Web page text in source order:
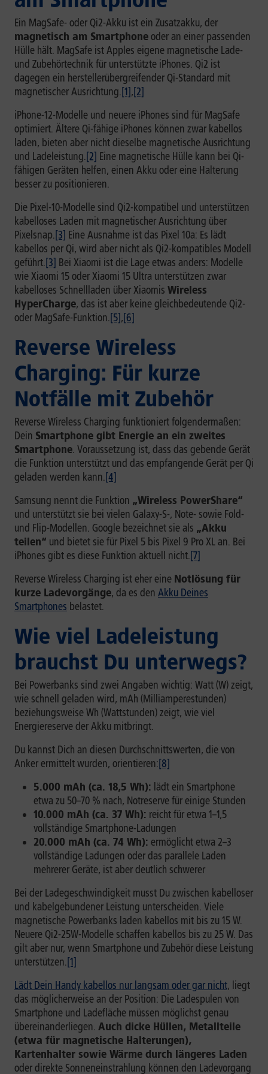
Ein MagSafe- oder Qi2-Akku ist ein Zusatzakku, der
magnetisch am Smartphoneoder an einer passenden
Hülle hält. MagSafe ist Apples eigene magnetische Lade-
und Zubehörtechnik für unterstützte iPhones. Qi2 ist
dagegen ein herstellerübergreifender Qi-Standard mit
magnetischer Ausrichtung.[1],[2]
iPhone-12-Modelle und neuere iPhones sind für MagSafe
optimiert. Ältere Qi-fähige iPhones können zwar kabellos
laden, bieten aber nicht dieselbe magnetische Ausrichtung
und Ladeleistung.[2] Eine magnetische Hülle kann bei Qi-
fähigen Geräten helfen, einen Akku oder eine Halterung
besser zu positionieren.
Die Pixel-10-Modelle sind Qi2-kompatibel und unterstützen
kabelloses Laden mit magnetischer Ausrichtung über
Pixelsnap.[3] Eine Ausnahme ist das Pixel 10a: Es lädt
kabellos per Qi, wird aber nicht als Qi2-kompatibles Modell
geführt.[3] Bei Xiaomi ist die Lage etwas anders: Modelle
wie Xiaomi 15 oder Xiaomi 15 Ultra unterstützen zwar
kabelloses Schnellladen über Xiaomis Wireless
HyperCharge, das ist aber keine gleichbedeutende Qi2-
oder MagSafe-Funktion.[5],[6]
Reverse Wireless
Charging: Für kurze
Notfälle mit Zubehör
Reverse Wireless Charging funktioniert folgendermaßen:
Dein Smartphone gibt Energie an ein zweites
Smartphone. Voraussetzung ist, dass das gebende Gerät
die Funktion unterstützt und das empfangende Gerät per Qi
geladen werden kann.[4]
Samsung nennt die Funktion „Wireless PowerShare“
und unterstützt sie bei vielen Galaxy-S-, Note- sowie Fold-
und Flip-Modellen. Google bezeichnet sie als „Akku
teilen“ und bietet sie für Pixel 5 bis Pixel 9 Pro XL an. Bei
iPhones gibt es diese Funktion aktuell nicht.[7]
Reverse Wireless Charging ist eher eine Notlösung für
kurze Ladevorgänge, da es den Akku Deines
Smartphones belastet.
Wie viel Ladeleistung
brauchst Du unterwegs?
Bei Powerbanks sind zwei Angaben wichtig: Watt (W) zeigt,
wie schnell geladen wird, mAh (Milliamperestunden)
beziehungsweise Wh (Wattstunden) zeigt, wie viel
Energiereserve der Akku mitbringt.
Du kannst Dich an diesen Durchschnittswerten, die von
Anker ermittelt wurden, orientieren:[8]
5.000 mAh (ca. 18,5 Wh): lädt ein Smartphone
etwa zu 50–70 % nach, Notreserve für einige Stunden
10.000 mAh (ca. 37 Wh): reicht für etwa 1–1,5
vollständige Smartphone-Ladungen
20.000 mAh (ca. 74 Wh): ermöglicht etwa 2–3
vollständige Ladungen oder das parallele Laden
mehrerer Geräte, ist aber deutlich schwerer
Bei der Ladegeschwindigkeit musst Du zwischen kabelloser
und kabelgebundener Leistung unterscheiden. Viele
magnetische Powerbanks laden kabellos mit bis zu 15 W.
Neuere Qi2-25W-Modelle schaffen kabellos bis zu 25 W. Das
gilt aber nur, wenn Smartphone und Zubehör diese Leistung
unterstützen.[1]
Lädt Dein Handy kabellos nur langsam oder gar nicht, liegt
das möglicherweise an der Position: Die Ladespulen von
Smartphone und Ladefläche müssen möglichst genau
übereinanderliegen. Auch dicke Hüllen, Metallteile
(etwa für magnetische Halterungen),
Kartenhalter sowie Wärme durch längeres Laden
oder direkte Sonneneinstrahlung können den Ladevorgang